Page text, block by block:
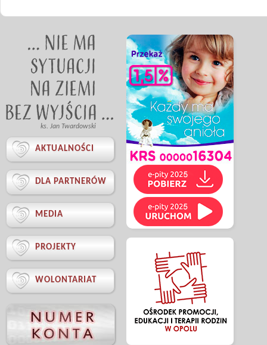
ks. Jan Twardowski
 AKTUALNOŚCI
 DLA PARTNERÓW
 MEDIA
 PROJEKTY
 WOLONTARIAT